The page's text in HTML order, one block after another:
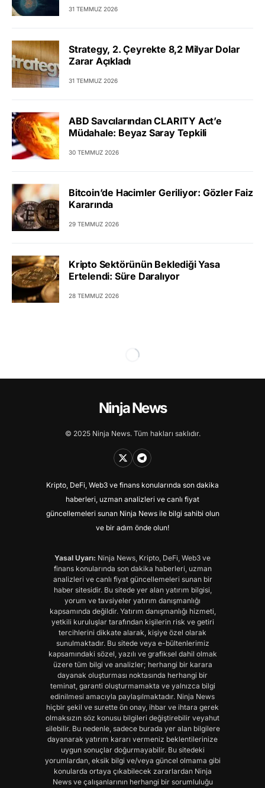
31 TEMMUZ 2026
Strategy, 2. Çeyrekte 8,2 Milyar Dolar
Zarar Açıkladı
31 TEMMUZ 2026
ABD Savcılarından CLARITY Act’e
Müdahale: Beyaz Saray Tepkili
30 TEMMUZ 2026
Bitcoin’de Hacimler Geriliyor: Gözler Faiz
Kararında
29 TEMMUZ 2026
Kripto Sektörünün Beklediği Yasa
Ertelendi: Süre Daralıyor
28 TEMMUZ 2026
Ninja News
© 2025 Ninja News. Tüm hakları saklıdır.
Kripto, DeFi, Web3 ve finans konularında son dakika
haberleri, uzman analizleri ve canlı fiyat
güncellemeleri sunan Ninja News ile bilgi sahibi olun
ve bir adım önde olun!
Yasal Uyarı: Ninja News, Kripto, DeFi, Web3 ve
finans konularında son dakika haberleri, uzman
analizleri ve canlı fiyat güncellemeleri sunan bir
haber sitesidir. Bu sitede yer alan yatırım bilgisi,
yorum ve tavsiyeler yatırım danışmanlığı
kapsamında değildir. Yatırım danışmanlığı hizmeti,
yetkili kuruluşlar tarafından kişilerin risk ve getiri
tercihlerini dikkate alarak, kişiye özel olarak
sunulmaktadır. Bu sitede veya e-bültenlerimiz
kapsamındaki sözel, yazılı ve grafiksel dahil olmak
üzere tüm bilgi ve analizler; herhangi bir karara
dayanak oluşturması noktasında herhangi bir
teminat, garanti oluşturmamakta ve yalnızca bilgi
edinilmesi amacıyla paylaşılmaktadır. Ninja News
hiçbir şekil ve surette ön onay, ihbar ve ihtara gerek
olmaksızın söz konusu bilgileri değiştirebilir veyahut
silebilir. Bu nedenle, sadece burada yer alan bilgilere
dayanarak yatırım kararı vermeniz beklentilerinize
uygun sonuçlar doğurmayabilir. Bu sitedeki
yorumlardan, eksik bilgi ve/veya güncel olmama gibi
konularda ortaya çıkabilecek zararlardan Ninja
News ve çalışanlarının herhangi bir sorumluluğu